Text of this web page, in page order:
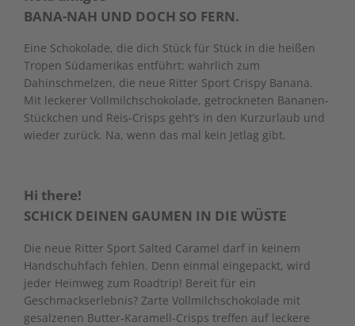
BANA-NAH UND DOCH SO FERN.
Eine Schokolade, die dich Stück für Stück in die heißen
Tropen Südamerikas entführt: wahrlich zum
Dahinschmelzen, die neue Ritter Sport Crispy Banana.
Mit leckerer Vollmilchschokolade, getrockneten Bananen-
Stückchen und Reis-Crisps geht’s in den Kurzurlaub und
wieder zurück. Na, wenn das mal kein Jetlag gibt.
Hi there!
SCHICK DEINEN GAUMEN IN DIE WÜSTE
Die neue Ritter Sport Salted Caramel darf in keinem
Handschuhfach fehlen. Denn einmal eingepackt, wird
jeder Heimweg zum Roadtrip! Bereit für ein
Geschmackserlebnis? Zarte Vollmilchschokolade mit
gesalzenen Butter-Karamell-Crisps treffen auf leckere